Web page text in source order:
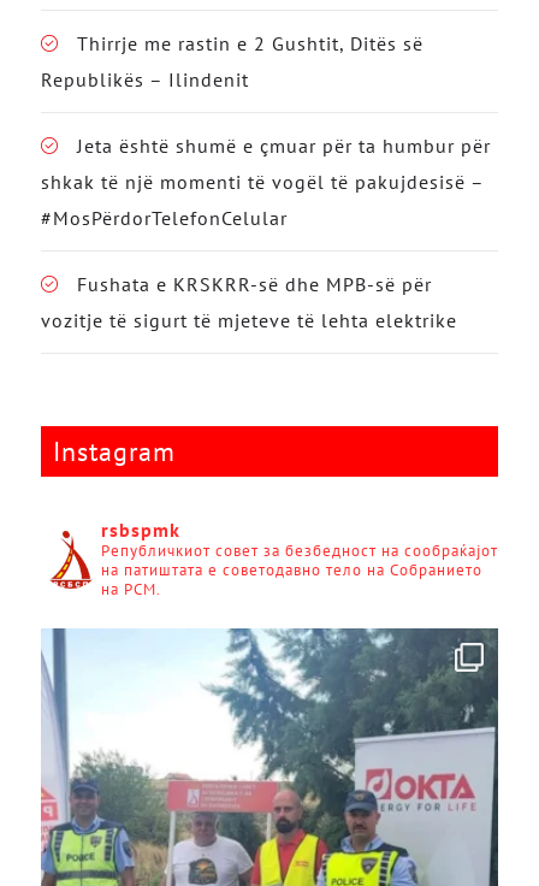
Thirrje me rastin e 2 Gushtit, Ditës së
Republikës – Ilindenit
Jeta është shumë e çmuar për ta humbur për
shkak të një momenti të vogël të pakujdesisë –
#MosPërdorTelefonCelular
Fushata e KRSKRR-së dhe MPB-së për
vozitje të sigurt të mjeteve të lehta elektrike
Instagram
rsbspmk
Републичкиот совет за безбедност на сообраќајот
на патиштата е советодавно тело на Собранието
на РСМ.